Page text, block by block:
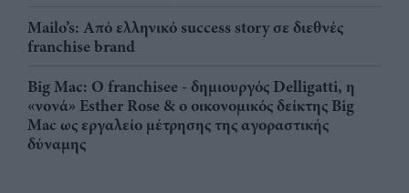
Mailo’s: Από ελληνικό success story σε διεθνές
franchise brand
Big Mac: Ο franchisee - δημιουργός Delligatti, η
«νονά» Esther Rose & ο οικονομικός δείκτης Big
Mac ως εργαλείο μέτρησης της αγοραστικής
δύναμης